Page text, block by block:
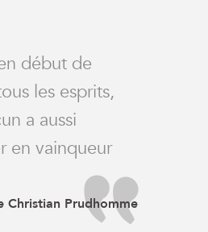
début de
les esprits,
a aussi
en vainqueur
Christian Prudhomme